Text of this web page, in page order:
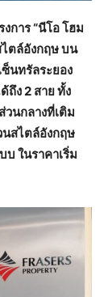
การ “นีโอ โฮม
ไตล์อังกฤษ บน
ซ็นทรัลระยอง
ถึง 2 สาย ทั้ง
วนกลางที่เติม
สไตล์อังกฤษ
ในราคาเริ่ม